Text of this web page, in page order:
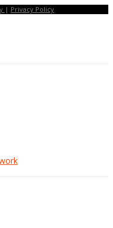
| Privacy Policy